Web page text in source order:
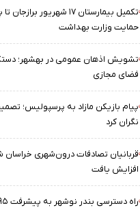
حمایت وزارت بهداشت
فضای مجازی
پیام بازیکن مازاد به پرسپولیس؛
نگران کرد
افزایش یافت